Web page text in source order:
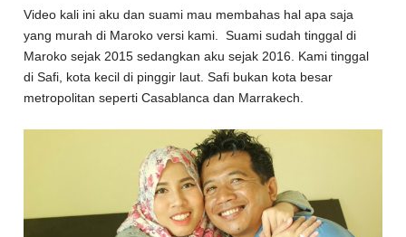
Video kali ini aku dan suami mau membahas hal apa saja
yang murah di Maroko versi kami. Suami sudah tinggal di
Maroko sejak 2015 sedangkan aku sejak 2016. Kami tinggal
di Safi, kota kecil di pinggir laut. Safi bukan kota besar
metropolitan seperti Casablanca dan Marrakech.